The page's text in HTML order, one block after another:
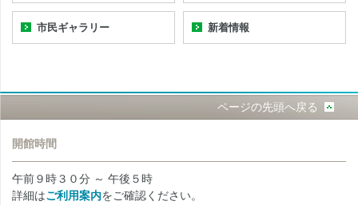
市民ギャラリー 新着情報
ページの先頭へ戻る
開館時間
午前９時３０分 ～ 午後５時
詳細はご利用案内をご確認ください。